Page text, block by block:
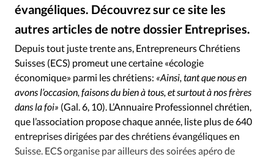
Édition: Internationale
RUBRIQUES
Tous les articles
Actualité chrétienne
Actualité internationale
Chronique
Culture
Dossier
Eglises Foi Génération réveil
Monde
Opinions
Publireportage
Relations Aujourd'hui
Société
Tour du monde des Eglises
Trait d'Ixène
évangéliques. Découvrez sur ce site les
autres articles de notre dossier Entreprises.
©Alliance Presse
Depuis tout juste trente ans, Entrepreneurs Chrétiens
Suisses (ECS) promeut une certaine «écologie
économique» parmi les chrétiens: «Ainsi, tant que nous en
avons l’occasion, faisons du bien à tous, et surtout à nos frères
dans la foi» (Gal. 6, 10). L’Annuaire Professionnel chrétien,
que l’association propose chaque année, liste plus de 640
entreprises dirigées par des chrétiens évangéliques en
Suisse. ECS organise par ailleurs des soirées apéro de